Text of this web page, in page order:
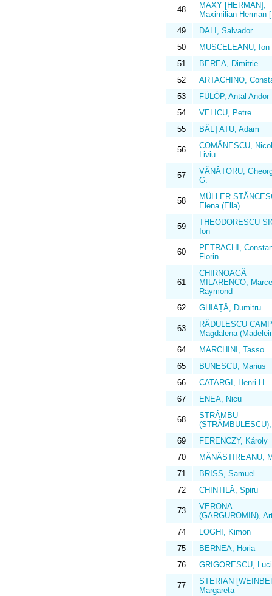
48
MAXY [HERMAN],
Maximilian Herman
49
DALI, Salvador
50
MUSCELEANU, Ion
51
BEREA, Dimitrie
52
ARTACHINO,
53
FÜLÖP, Antal Andor
54
VELICU, Petre
55
BĂLȚATU, Adam
56
COMĂNESCU,
Liviu
57
VÂNĂTORU,
G.
58
MÜLLER
Elena (Ella)
59
THEODORESCU
Ion
60
PETRACHI,
Florin
61
CHIRNOAGĂ
MILARENCO,
Raymond
62
GHIAȚĂ, Dumitru
63
RĂDULESCU
Magdalena
64
MARCHINI, Tasso
65
BUNESCU, Marius
66
CATARGI, Henri H.
67
ENEA, Nicu
68
STRÂMBU
69
FERENCZY, Károly
70
MĂNĂSTIREANU,
71
BRISS, Samuel
72
CHINTILĂ, Spiru
73
VERONA
(GARGUROMIN),
74
LOGHI, Kimon
75
BERNEA, Horia
76
GRIGORESCU,
77
STERIAN
Margareta